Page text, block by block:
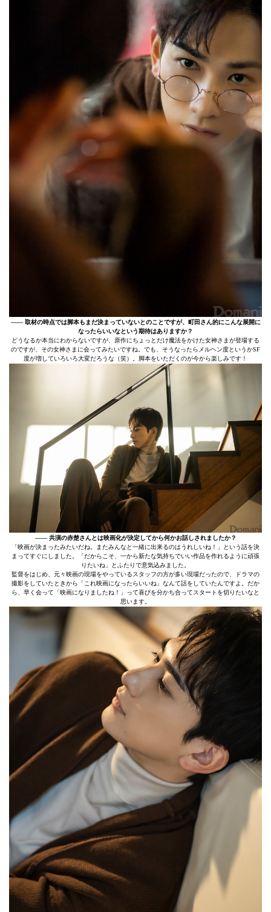
–––– 取材の時点では脚本もまだ決まっていないとのことですが、町田さん的にこんな展開に
なったらいいなという期待はありますか？
どうなるか本当にわからないですが、原作にちょっとだけ魔法をかけた女神さまが登場する
のですが、その女神さまに会ってみたいですね。でも、そうなったらメルヘン度というかSF
度が増していろいろ大変だろうな（笑）。脚本をいただくのが今から楽しみです！
–––– 共演の赤楚さんとは映画化が決定してから何かお話しされましたか？
「映画が決まったみたいだね。またみんなと一緒に出来るのはうれしいね！」という話を決
まってすぐにしました。「だからこそ、一から新たな気持ちでいい作品を作れるように頑張
りたいね」とふたりで意気込みました。
監督をはじめ、元々映画の現場をやっているスタッフの方が多い現場だったので、ドラマの
撮影をしていたときから「これ映画になったらいいね」なんて話をしていたんですよ。だか
ら、早く会って「映画になりましたね！」って喜びを分かち合ってスタートを切りたいなと
思います。